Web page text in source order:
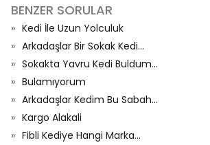
BENZER SORULAR
Kedi İle Uzun Yolculuk
Arkadaşlar Bir Sokak Kedi...
Sokakta Yavru Kedi Buldum...
Bulamıyorum
Arkadaşlar Kedim Bu Sabah...
Kargo Alakali
Fibli Kediye Hangi Marka...